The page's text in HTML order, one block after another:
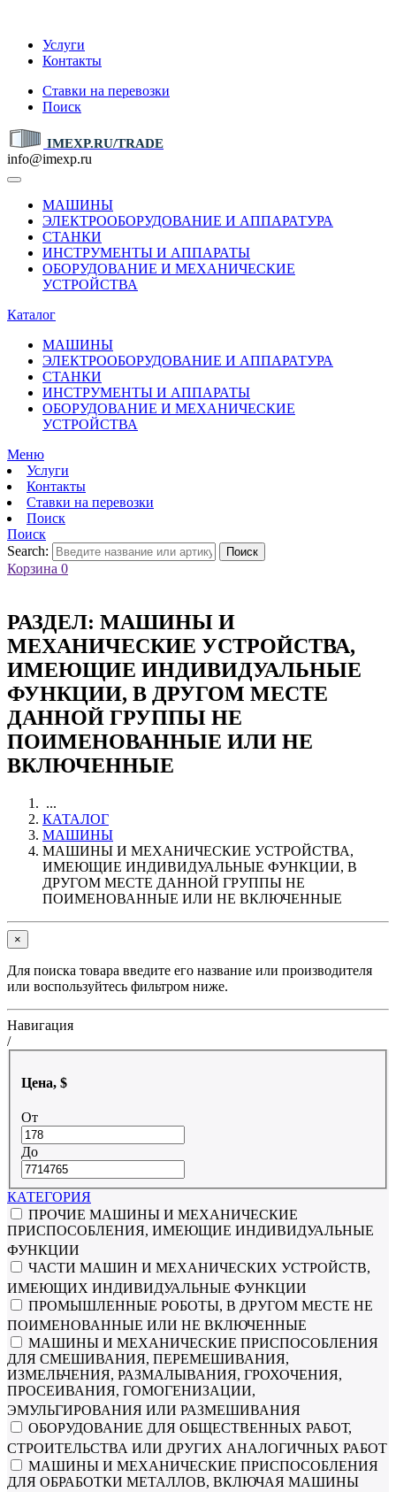
Услуги
Контакты
Ставки на перевозки
Поиск
IMEXP.RU/TRADE
info@imexp.ru
МАШИНЫ
ЭЛЕКТРООБОРУДОВАНИЕ И АППАРАТУРА
СТАНКИ
ИНСТРУМЕНТЫ И АППАРАТЫ
ОБОРУДОВАНИЕ И МЕХАНИЧЕСКИЕ
УСТРОЙСТВА
Каталог
МАШИНЫ
ЭЛЕКТРООБОРУДОВАНИЕ И АППАРАТУРА
СТАНКИ
ИНСТРУМЕНТЫ И АППАРАТЫ
ОБОРУДОВАНИЕ И МЕХАНИЧЕСКИЕ
УСТРОЙСТВА
Меню
Услуги
Контакты
Ставки на перевозки
Поиск
Поиск
Search:
Поиск
Корзина 0
РАЗДЕЛ: МАШИНЫ И
МЕХАНИЧЕСКИЕ УСТРОЙСТВА,
ИМЕЮЩИЕ ИНДИВИДУАЛЬНЫЕ
ФУНКЦИИ, В ДРУГОМ МЕСТЕ
ДАННОЙ ГРУППЫ НЕ
ПОИМЕНОВАННЫЕ ИЛИ НЕ
ВКЛЮЧЕННЫЕ
...
КАТАЛОГ
МАШИНЫ
МАШИНЫ И МЕХАНИЧЕСКИЕ УСТРОЙСТВА,
ИМЕЮЩИЕ ИНДИВИДУАЛЬНЫЕ ФУНКЦИИ, В
ДРУГОМ МЕСТЕ ДАННОЙ ГРУППЫ НЕ
ПОИМЕНОВАННЫЕ ИЛИ НЕ ВКЛЮЧЕННЫЕ
×
Для поиска товара введите его название или производителя
или воспользуйтесь фильтром ниже.
Навигация
/
Цена, $
От
До
КАТЕГОРИЯ
ПРОЧИЕ МАШИНЫ И МЕХАНИЧЕСКИЕ
ПРИСПОСОБЛЕНИЯ, ИМЕЮЩИЕ ИНДИВИДУАЛЬНЫЕ
ФУНКЦИИ
ЧАСТИ МАШИН И МЕХАНИЧЕСКИХ УСТРОЙСТВ,
ИМЕЮЩИХ ИНДИВИДУАЛЬНЫЕ ФУНКЦИИ
ПРОМЫШЛЕННЫЕ РОБОТЫ, В ДРУГОМ МЕСТЕ НЕ
ПОИМЕНОВАННЫЕ ИЛИ НЕ ВКЛЮЧЕННЫЕ
МАШИНЫ И МЕХАНИЧЕСКИЕ ПРИСПОСОБЛЕНИЯ
ДЛЯ СМЕШИВАНИЯ, ПЕРЕМЕШИВАНИЯ,
ИЗМЕЛЬЧЕНИЯ, РАЗМАЛЫВАНИЯ, ГРОХОЧЕНИЯ,
ПРОСЕИВАНИЯ, ГОМОГЕНИЗАЦИИ,
ЭМУЛЬГИРОВАНИЯ ИЛИ РАЗМЕШИВАНИЯ
ОБОРУДОВАНИЕ ДЛЯ ОБЩЕСТВЕННЫХ РАБОТ,
СТРОИТЕЛЬСТВА ИЛИ ДРУГИХ АНАЛОГИЧНЫХ РАБОТ
МАШИНЫ И МЕХАНИЧЕСКИЕ ПРИСПОСОБЛЕНИЯ
ДЛЯ ОБРАБОТКИ МЕТАЛЛОВ, ВКЛЮЧАЯ МАШИНЫ